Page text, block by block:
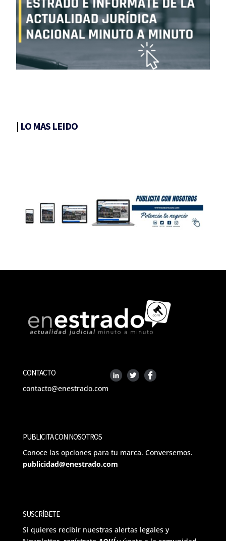
| LO MAS LEIDO
CONTACTO
contacto@enestrado.com
PUBLICITA CON NOSOTROS
Conoce las opciones para tu marca. Conversemos.
publicidad@enestrado.com
SUSCRÍBETE
Si quieres recibir nuestras alertas legales y